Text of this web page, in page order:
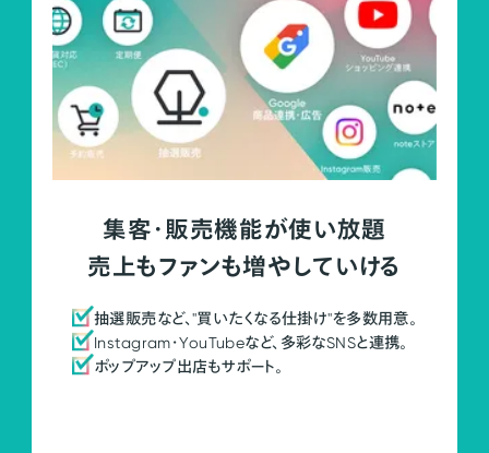
集客・販売機能が使い放題
売上もファンも増やしていける
抽選販売など、"買いたくなる仕掛け"を多数用意。
Instagram・YouTubeなど、多彩なSNSと連携。
ポップアップ出店もサポート。